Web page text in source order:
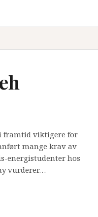
framtid viktigere for
mange krav av
energistudenter hos
vurderer…